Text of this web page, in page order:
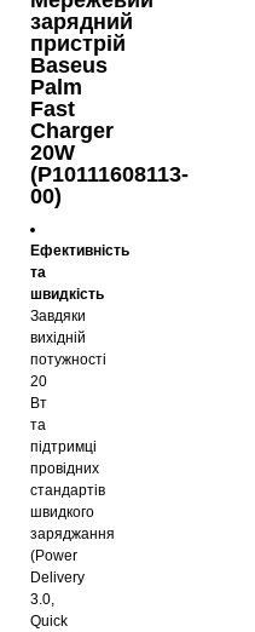
зарядний
пристрій
Baseus
Palm
Fast
Charger
20W
(P10111608113-
00)
Ефективність
та
швидкість
Завдяки
вихідній
потужності
20
Вт
та
підтримці
провідних
стандартів
швидкого
заряджання
(Power
Delivery
3.0,
Quick